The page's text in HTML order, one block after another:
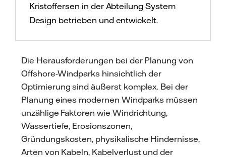
Kristoffersen in der Abteilung System
Design betrieben und entwickelt.
Die Herausforderungen bei der Planung von
Offshore-Windparks hinsichtlich der
Optimierung sind äußerst komplex. Bei der
Planung eines modernen Windparks müssen
unzählige Faktoren wie Windrichtung,
Wassertiefe, Erosionszonen,
Gründungskosten, physikalische Hindernisse,
Arten von Kabeln, Kabelverlust und der